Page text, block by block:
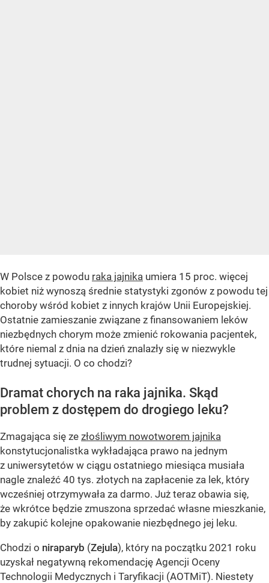
W Polsce z powodu raka jajnika umiera 15 proc. więcej
kobiet niż wynoszą średnie statystyki zgonów z powodu tej
choroby wśród kobiet z innych krajów Unii Europejskiej.
Ostatnie zamieszanie związane z finansowaniem leków
niezbędnych chorym może zmienić rokowania pacjentek,
które niemal z dnia na dzień znalazły się w niezwykle
trudnej sytuacji. O co chodzi?
Dramat chorych na raka jajnika. Skąd
problem z dostępem do drogiego leku?
Zmagająca się ze złośliwym nowotworem jajnika
konstytucjonalistka wykładająca prawo na jednym
z uniwersytetów w ciągu ostatniego miesiąca musiała
nagle znaleźć 40 tys. złotych na zapłacenie za lek, który
wcześniej otrzymywała za darmo. Już teraz obawia się,
że wkrótce będzie zmuszona sprzedać własne mieszkanie,
by zakupić kolejne opakowanie niezbędnego jej leku.
Chodzi o niraparyb (Zejula), który na początku 2021 roku
uzyskał negatywną rekomendację Agencji Oceny
Technologii Medycznych i Taryfikacji (AOTMiT). Niestety